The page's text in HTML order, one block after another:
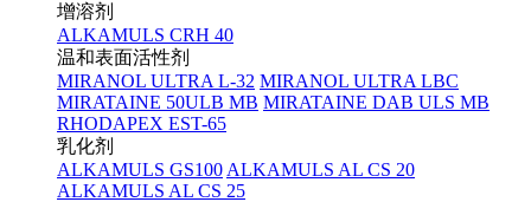
增溶剂
ALKAMULS CRH 40
温和表面活性剂
MIRANOL ULTRA L-32 MIRANOL ULTRA LBC
MIRATAINE 50ULB MB MIRATAINE DAB ULS MB
RHODAPEX EST-65
乳化剂
ALKAMULS GS100 ALKAMULS AL CS 20
ALKAMULS AL CS 25